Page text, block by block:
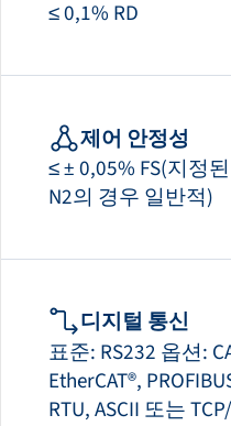
≤ 0,1% RD
제어 안정성
≤ ± 0,05% FS(지정
N2의 경우 일반적)
디지털 통신
표준: RS232 옵션:
EtherCAT®,
RTU, ASCII 또는